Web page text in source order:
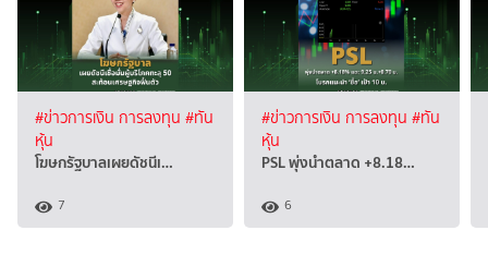
#ข่าวการเงิน การลงทุน #ทัน
หุ้น
โฆษกรัฐบาลเผยดัชนีเ…
7
#ข่าวการเงิน การลงทุน #ทัน
หุ้น
PSL พุ่งนำตลาด +8.18…
6